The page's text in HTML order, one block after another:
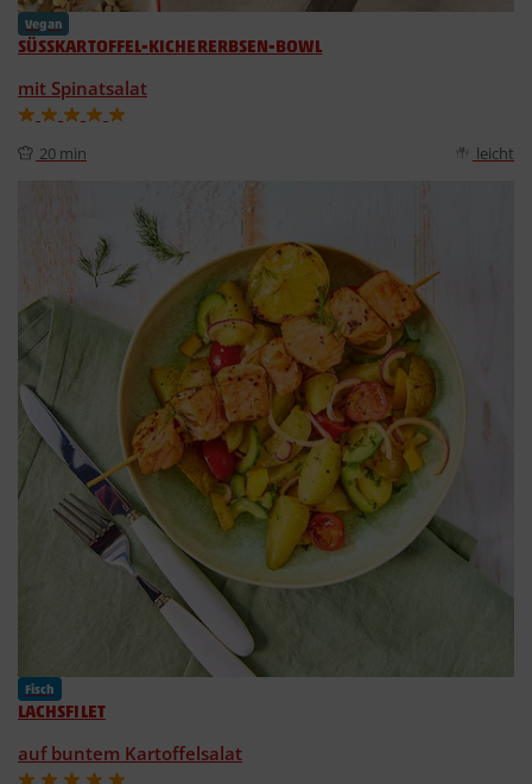
Vegan
SÜSSKARTOFFEL-KICHERERBSEN-BOWL
mit Spinatsalat
20 min leicht
Fisch
LACHSFILET
auf buntem Kartoffelsalat